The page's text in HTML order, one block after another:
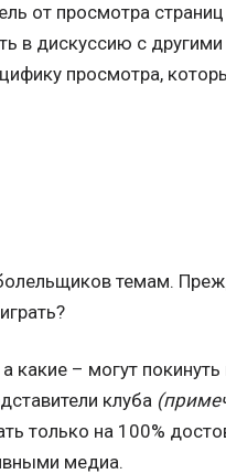
от просмотра
в дискуссию с
просмотра,
темам.
какие – могут
клуба
только на 100%
медиа.